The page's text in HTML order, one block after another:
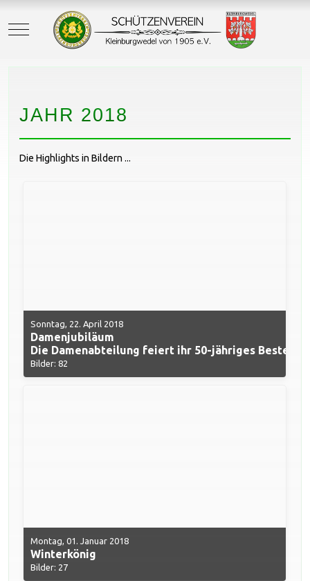
Mobile Menu Toggle
JAHR 2018
Die Highlights in Bildern ...
Sonntag, 22. April 2018
Damenjubiläum
Die Damenabteilung feiert ihr 50-jähriges
Bilder: 82
Montag, 01. Januar 2018
Winterkönig
Bilder: 27